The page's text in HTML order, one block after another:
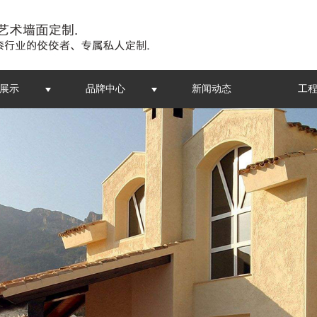
示 品牌中心 新闻动态 工